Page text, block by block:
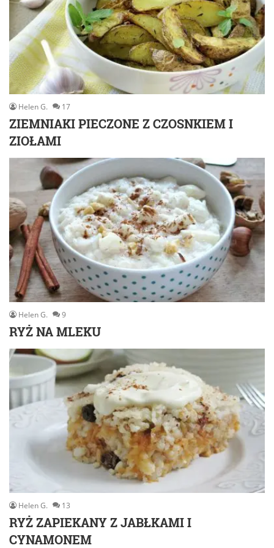
Helen G. 17
ZIEMNIAKI PIECZONE Z CZOSNKIEM I
ZIOŁAMI
Helen G. 9
RYŻ NA MLEKU
Helen G. 13
RYŻ ZAPIEKANY Z JABŁKAMI I
CYNAMONEM